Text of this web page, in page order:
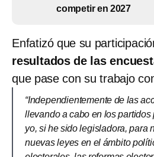
competir en 2027
Enfatizó que su
resultados de las
que pase con su trabajo
“Independientemente de las
llevando a cabo en los partidos
yo, si he sido legisladora, para
nuevas leyes en el ámbito